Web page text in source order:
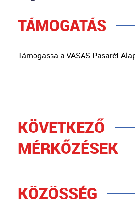
TÁMOGATÁS
Támogassa a VASAS-Pasarét
KÖVETKEZŐ
MÉRKŐZÉSEK
KÖZÖSSÉG